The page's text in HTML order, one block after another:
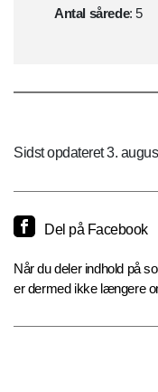
Antal sårede: 5
Sidst opdateret 3.
Del på Facebook
Når du deler indhold på
er dermed ikke længere